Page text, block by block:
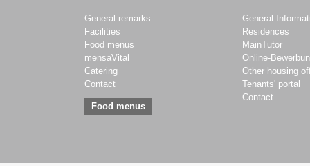
General remarks
Facilities
Food menus
mensaVital
Catering
Contact
Food menus
General
Residences
MainTutor
Online-
Other housing
Tenants' portal
Contact